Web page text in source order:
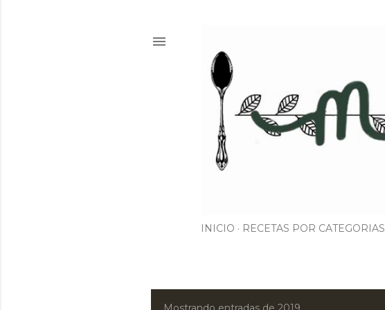
INICIO RECETAS POR CATEGORIAS